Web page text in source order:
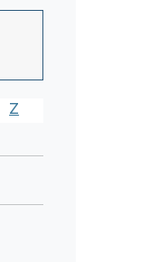
Z